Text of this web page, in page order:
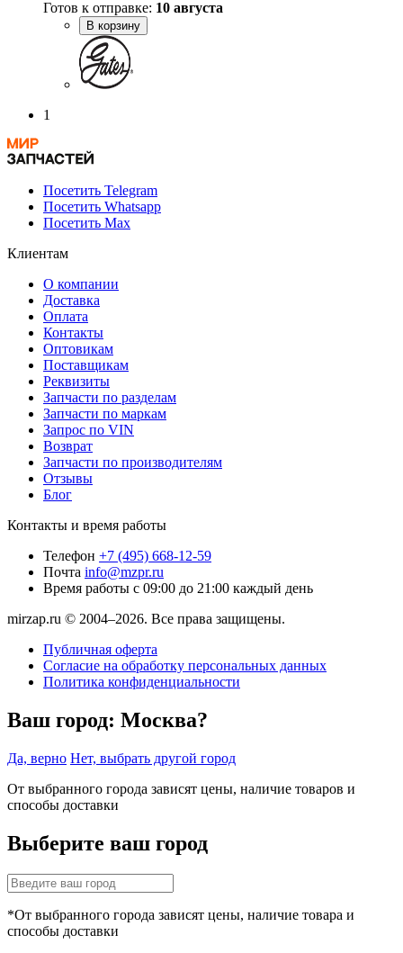
Готов к отправке: 10 августа
В корзину
1
Посетить Telegram
Посетить Whatsapp
Посетить Max
Клиентам
О компании
Доставка
Оплата
Контакты
Оптовикам
Поставщикам
Реквизиты
Запчасти по разделам
Запчасти по маркам
Запрос по VIN
Возврат
Запчасти по производителям
Отзывы
Блог
Контакты и время работы
Телефон +7 (495) 668-12-59
Почта info@mzpr.ru
Время работы с 09:00 до 21:00 каждый день
mirzap.ru © 2004–2026. Все права защищены.
Публичная оферта
Согласие на обработку персональных данных
Политика конфиденциальности
Ваш город: Москва?
Да, верно Нет, выбрать другой город
От выбранного города зависят цены, наличие товаров и
способы доставки
Выберите ваш город
*От выбранного города зависят цены, наличие товара и
способы доставки